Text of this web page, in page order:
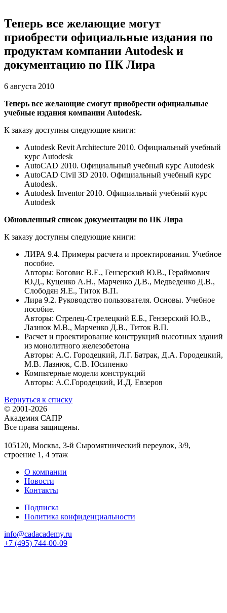
Теперь все желающие могут
приобрести официальные издания по
продуктам компании Autodesk и
документацию по ПК Лира
6 августа 2010
Теперь все желающие смогут приобрести официальные
учебные издания компании Autodesk.
К заказу доступны следующие книги:
Autodesk Revit Architecture 2010. Официальный учебный
курс Autodesk
AutoCAD 2010. Официальный учебный курс Autodesk
AutoCAD Civil 3D 2010. Официальный учебный курс
Autodesk.
Autodesk Inventor 2010. Официальный учебный курс
Autodesk
Обновленный список документации по ПК Лира
К заказу доступны следующие книги:
ЛИРА 9.4. Примеры расчета и проектирования. Учебное
пособие.
Авторы: Боговис В.Е., Гензерский Ю.В., Гераймович
Ю.Д., Куценко А.Н., Марченко Д.В., Медведенко Д.В.,
Слободян Я.Е., Титок В.П.
Лира 9.2. Руководство пользователя. Основы. Учебное
пособие.
Авторы: Стрелец-Стрелецкий Е.Б., Гензерский Ю.В.,
Лазнюк М.В., Марченко Д.В., Титок В.П.
Расчет и проектирование конструкций высотных зданий
из монолитного железобетона
Авторы: А.С. Городецкий, Л.Г. Батрак, Д.А. Городецкий,
М.В. Лазнюк, С.В. Юсипенко
Компьтерные модели конструкций
Авторы: А.С.Городецкий, И.Д. Евзеров
Вернуться к списку
© 2001-2026
Академия САПР
Все права защищены.
105120, Москва, 3-й Сыромятнический переулок, 3/9,
строение 1, 4 этаж
О компании
Новости
Контакты
Подписка
Политика конфиденциальности
info@cadacademy.ru
+7 (495) 744-00-09